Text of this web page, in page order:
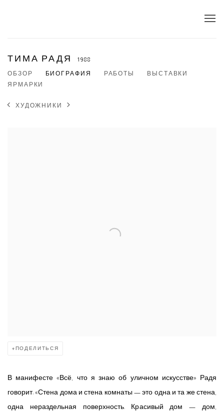
ТИМА РАДЯ
1988
ОБЗОР
БИОГРАФИЯ РАБОТЫ
ВЫСТАВКИ
ЯРМАРКИ
ХУДОЖНИКИ
ПОДЕЛИТЬСЯ
В манифесте «Всё, что я знаю об уличном искусстве» Радя
говорит: «Стена дома и стена комнаты — это одна и та же стена,
одна нераздельная поверхность. Красивый дом — дом,